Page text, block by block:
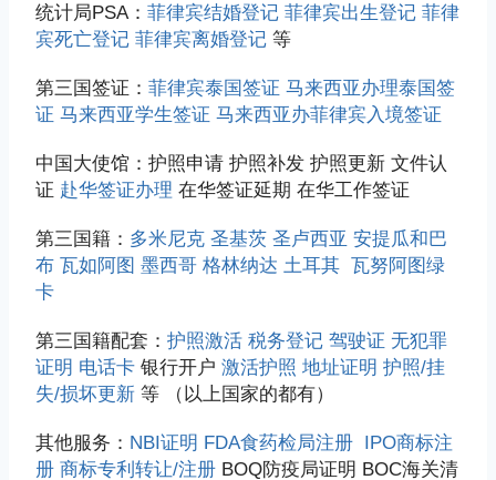
统计局PSA： 菲律宾结婚登记 菲律宾出生登记 菲律
宾死亡登记 菲律宾离婚登记 等
第三国签证： 菲律宾泰国签证 马来西亚办理泰国签
证 马来西亚学生签证 马来西亚办菲律宾入境签证
中国大使馆：护照申请 护照补发 护照更新 文件认
证 赴华签证办理 在华签证延期 在华工作签证
第三国籍： 多米尼克 圣基茨 圣卢西亚 安提瓜和巴
布 瓦如阿图 墨西哥 格林纳达 土耳其 瓦努阿图绿
卡
第三国籍配套： 护照激活 税务登记 驾驶证 无犯罪
证明 电话卡 银行开户 激活护照 地址证明 护照/挂
失/损坏更新 等 （以上国家的都有）
其他服务： NBI证明 FDA食药检局注册
IPO商标注
册 商标专利转让/注册 BOQ防疫局证明 BOC海关清